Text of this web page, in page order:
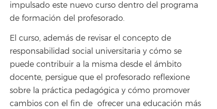
impulsado este nuevo curso dentro del programa
de formación del profesorado.
El curso, además de revisar el concepto de
responsabilidad social universitaria y cómo se
puede contribuir a la misma desde el ámbito
docente, persigue que el profesorado reflexione
sobre la práctica pedagógica y cómo promover
cambios con el fin de ofrecer una educación más